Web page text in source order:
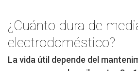
¿Cuánto dura de
electrodoméstico?
La vida útil depende del